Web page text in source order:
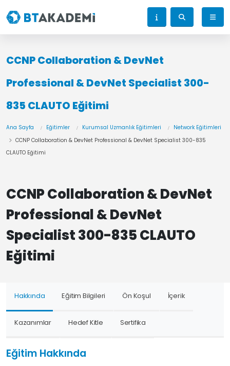
CCNP Collaboration & DevNet
Professional & DevNet Specialist 300-
835 CLAUTO Eğitimi
Ana Sayfa Eğitimler Kurumsal Uzmanlık Eğitimleri
Network Eğitimleri
CCNP Collaboration & DevNet Professional & DevNet Specialist 300-835
CLAUTO Eğitimi
CCNP Collaboration & DevNet
Professional & DevNet
Specialist 300-835 CLAUTO
Eğitimi
Hakkında Eğitim Bilgileri Ön Koşul İçerik
Kazanımlar Hedef Kitle Sertifika
Eğitim Hakkında